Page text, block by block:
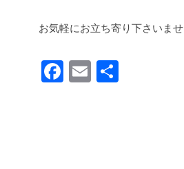
お気軽にお立ち寄り下さいませ
F
E